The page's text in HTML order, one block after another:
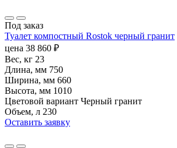
Под заказ
Туалет компостный Rostok черный гранит
цена 38 860 ₽
Вес, кг 23
Длина, мм 750
Ширина, мм 660
Высота, мм 1010
Цветовой вариант Черный гранит
Объем, л 230
Оставить заявку